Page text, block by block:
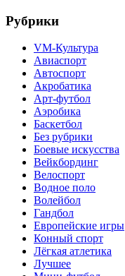
Рубрики
VM-Культура
Авиаспорт
Автоспорт
Акробатика
Арт-футбол
Аэробика
Баскетбол
Без рубрики
Боевые искусства
Вейкбординг
Велоспорт
Водное поло
Волейбол
Гандбол
Европейские игры
Конный спорт
Лёгкая атлетика
Лучшее